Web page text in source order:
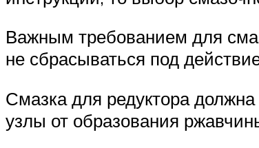
Важным требованием для
не сбрасываться под
Смазка для редуктора
узлы от образования